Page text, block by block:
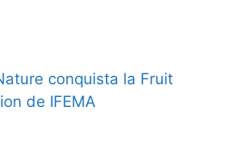
conquista la Fruit
de IFEMA